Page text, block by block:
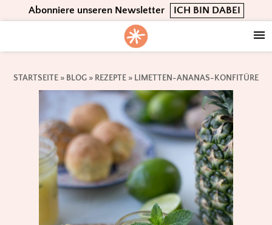
to
navigation
to
content
to
Abonniere unseren Newsletter ICH BIN DABEI
STARTSEITE » BLOG » REZEPTE » LIMETTEN-ANANAS-KONFITÜRE